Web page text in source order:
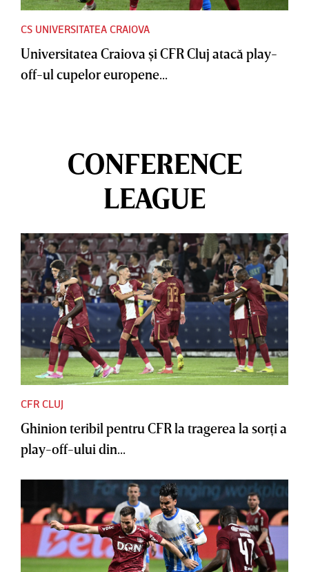
CS UNIVERSITATEA CRAIOVA
Universitatea Craiova şi CFR Cluj atacă play-
off-ul cupelor europene...
CONFERENCE
LEAGUE
CFR CLUJ
Ghinion teribil pentru CFR la tragerea la sorţi a
play-off-ului din...